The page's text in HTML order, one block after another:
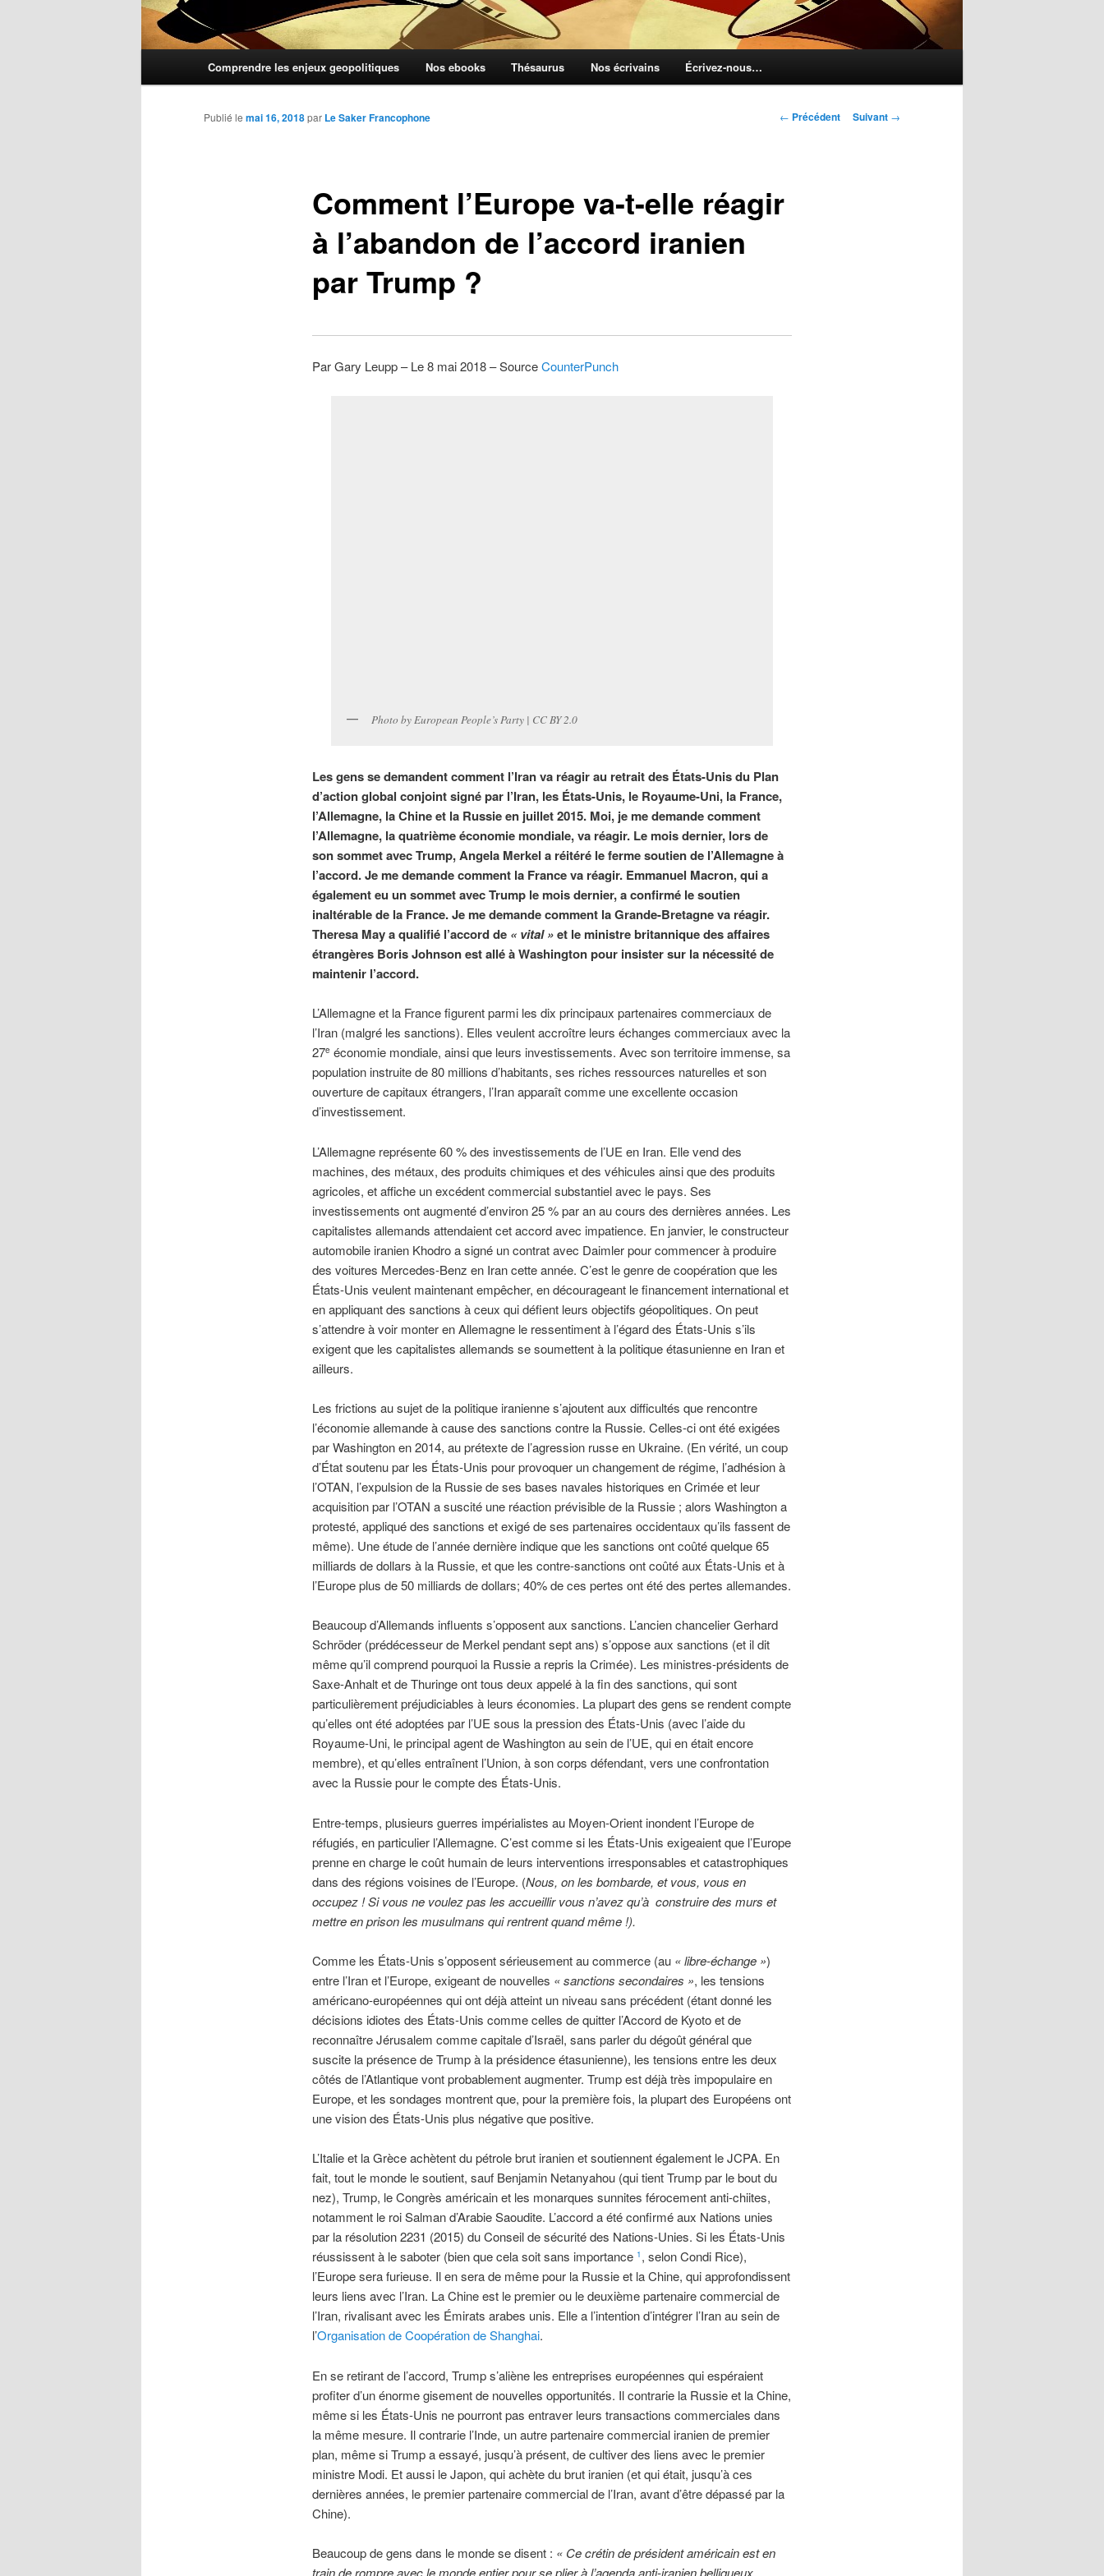
Comprendre les enjeux geopolitiques Nos ebooks Thésaurus Nos écrivains Écrivez-nous…
Navigation
← Précédent Suivant →
Comment l’Europe va-t-elle réagir
à l’abandon de l’accord iranien
par Trump ?
Publié le mai 16, 2018par Le Saker Francophone
Par Gary Leupp – Le 8 mai 2018 – SourceCounterPunch
Photo by European People’s Party | CC BY 2.0
Les gens se demandent comment l’Iran va réagir au retrait des États-Unis du Plan
d’action global conjoint signé par l’Iran, les États-Unis, le Royaume-Uni, la France,
l’Allemagne, la Chine et la Russie en juillet 2015. Moi, je me demande comment
l’Allemagne, la quatrième économie mondiale, va réagir. Le mois dernier, lors de
son sommet avec Trump, Angela Merkel a réitéré le ferme soutien de l’Allemagne à
l’accord. Je me demande comment la France va réagir. Emmanuel Macron, qui a
également eu un sommet avec Trump le mois dernier, a confirmé le soutien
inaltérable de la France. Je me demande comment la Grande-Bretagne va réagir.
Theresa May a qualifié l’accord de « vital »et le ministre britannique des affaires
étrangères Boris Johnson est allé à Washington pour insister sur la nécessité de
maintenir l’accord.
L’Allemagne et la France figurent parmi les dix principaux partenaires commerciaux de
l’Iran (malgré les sanctions). Elles veulent accroître leurs échanges commerciaux avec la
27e économie mondiale, ainsi que leurs investissements. Avec son territoire immense, sa
population instruite de 80 millions d’habitants, ses riches ressources naturelles et son
ouverture de capitaux étrangers, l’Iran apparaît comme une excellente occasion
d’investissement.
L’Allemagne représente 60 % des investissements de l’UE en Iran. Elle vend des
machines, des métaux, des produits chimiques et des véhicules ainsi que des produits
agricoles, et affiche un excédent commercial substantiel avec le pays. Ses
investissements ont augmenté d’environ 25 % par an au cours des dernières années. Les
capitalistes allemands attendaient cet accord avec impatience. En janvier, le constructeur
automobile iranien Khodro a signé un contrat avec Daimler pour commencer à produire
des voitures Mercedes-Benz en Iran cette année. C’est le genre de coopération que les
États-Unis veulent maintenant empêcher, en décourageant le financement international et
en appliquant des sanctions à ceux qui défient leurs objectifs géopolitiques. On peut
s’attendre à voir monter en Allemagne le ressentiment à l’égard des États-Unis s’ils
exigent que les capitalistes allemands se soumettent à la politique étasunienne en Iran et
ailleurs.
Les frictions au sujet de la politique iranienne s’ajoutent aux difficultés que rencontre
l’économie allemande à cause des sanctions contre la Russie. Celles-ci ont été exigées
par Washington en 2014, au prétexte de l’agression russe en Ukraine. (En vérité, un coup
d’État soutenu par les États-Unis pour provoquer un changement de régime, l’adhésion à
l’OTAN, l’expulsion de la Russie de ses bases navales historiques en Crimée et leur
acquisition par l’OTAN a suscité une réaction prévisible de la Russie ; alors Washington a
protesté, appliqué des sanctions et exigé de ses partenaires occidentaux qu’ils fassent de
même). Une étude de l’année dernière indique que les sanctions ont coûté quelque 65
milliards de dollars à la Russie, et que les contre-sanctions ont coûté aux États-Unis et à
l’Europe plus de 50 milliards de dollars; 40% de ces pertes ont été des pertes allemandes.
Beaucoup d’Allemands influents s’opposent aux sanctions. L’ancien chancelier Gerhard
Schröder (prédécesseur de Merkel pendant sept ans) s’oppose aux sanctions (et il dit
même qu’il comprend pourquoi la Russie a repris la Crimée). Les ministres-présidents de
Saxe-Anhalt et de Thuringe ont tous deux appelé à la fin des sanctions, qui sont
particulièrement préjudiciables à leurs économies. La plupart des gens se rendent compte
qu’elles ont été adoptées par l’UE sous la pression des États-Unis (avec l’aide du
Royaume-Uni, le principal agent de Washington au sein de l’UE, qui en était encore
membre), et qu’elles entraînent l’Union, à son corps défendant, vers une confrontation
avec la Russie pour le compte des États-Unis.
Entre-temps, plusieurs guerres impérialistes au Moyen-Orient inondent l’Europe de
réfugiés, en particulier l’Allemagne. C’est comme si les États-Unis exigeaient que l’Europe
prenne en charge le coût humain de leurs interventions irresponsables et catastrophiques
dans des régions voisines de l’Europe. (Nous, on les bombarde, et vous, vous en
occupez ! Si vous ne voulez pas les accueillir vous n’avez qu’à construire des murs et
mettre en prison les musulmans qui rentrent quand même !).
Comme les États-Unis s’opposent sérieusement au commerce (au « libre-échange »)
entre l’Iran et l’Europe, exigeant de nouvelles « sanctions secondaires », les tensions
américano-européennes qui ont déjà atteint un niveau sans précédent (étant donné les
décisions idiotes des États-Unis comme celles de quitter l’Accord de Kyoto et de
reconnaître Jérusalem comme capitale d’Israël, sans parler du dégoût général que
suscite la présence de Trump à la présidence étasunienne), les tensions entre les deux
côtés de l’Atlantique vont probablement augmenter. Trump est déjà très impopulaire en
Europe, et les sondages montrent que, pour la première fois, la plupart des Européens ont
une vision des États-Unis plus négative que positive.
L’Italie et la Grèce achètent du pétrole brut iranien et soutiennent également le JCPA. En
fait, tout le monde le soutient, sauf Benjamin Netanyahou (qui tient Trump par le bout du
nez), Trump, le Congrès américain et les monarques sunnites férocement anti-chiites,
notamment le roi Salman d’Arabie Saoudite. L’accord a été confirmé aux Nations unies
par la résolution 2231 (2015) du Conseil de sécurité des Nations-Unies. Si les États-Unis
réussissent à le saboter (bien que cela soit sans importance 1 , selon Condi Rice),
l’Europe sera furieuse. Il en sera de même pour la Russie et la Chine, qui approfondissent
leurs liens avec l’Iran. La Chine est le premier ou le deuxième partenaire commercial de
l’Iran, rivalisant avec les Émirats arabes unis. Elle a l’intention d’intégrer l’Iran au sein de
l’Organisation de Coopération de Shanghai.
En se retirant de l’accord, Trump s’aliène les entreprises européennes qui espéraient
profiter d’un énorme gisement de nouvelles opportunités. Il contrarie la Russie et la Chine,
même si les États-Unis ne pourront pas entraver leurs transactions commerciales dans
la même mesure. Il contrarie l’Inde, un autre partenaire commercial iranien de premier
plan, même si Trump a essayé, jusqu’à présent, de cultiver des liens avec le premier
ministre Modi. Et aussi le Japon, qui achète du brut iranien (et qui était, jusqu’à ces
dernières années, le premier partenaire commercial de l’Iran, avant d’être dépassé par la
Chine).
Beaucoup de gens dans le monde se disent : « Ce crétin de président américain est en
train de rompre avec le monde entier pour se plier à l’agenda anti-iranien belliqueux